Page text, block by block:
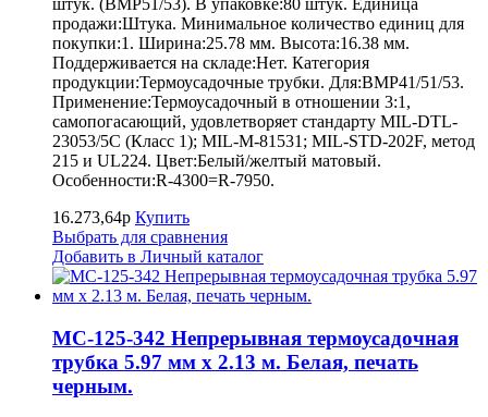
штук. (BMP51/53). В упаковке:80 штук. Единица
продажи:Штука. Минимальное количество единиц для
покупки:1. Ширина:25.78 мм. Высота:16.38 мм.
Поддерживается на складе:Нет. Категория
продукции:Термоусадочные трубки. Для:BMP41/51/53.
Применение:Термоусадочный в отношении 3:1,
самопогасающий, удовлетворяет стандарту MIL-DTL-
23053/5C (Класс 1); MIL-M-81531; MIL-STD-202F, метод
215 и UL224. Цвет:Белый/желтый матовый.
Особенности:R-4300=R-7950.
16.273,64р Купить
Выбрать для сравнения
Добавить в Личный каталог
MC-125-342 Непрерывная термоусадочная
трубка 5.97 мм х 2.13 м. Белая, печать
черным.